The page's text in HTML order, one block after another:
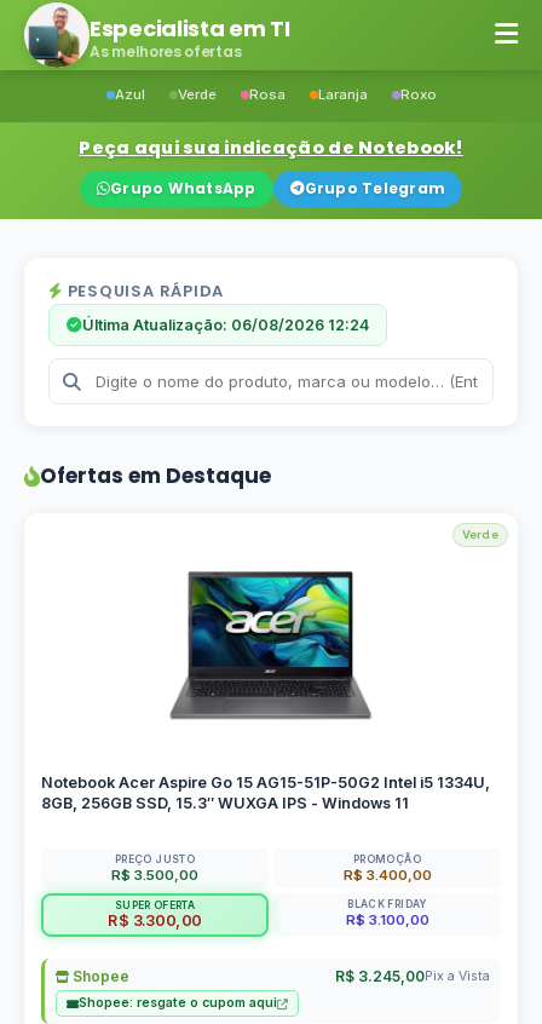
Especialista em TI
As melhores ofertas
Azul Verde Rosa Laranja Roxo
Peça aqui sua indicação de Notebook!
Grupo WhatsApp Grupo Telegram
PESQUISA RÁPIDA
Última Atualização: 06/08/2026 12:24
Ofertas em Destaque
Verde
Notebook Acer Aspire Go 15 AG15-51P-50G2 Intel i5 1334U,
8GB, 256GB SSD, 15.3″ WUXGA IPS - Windows 11
PREÇO JUSTO
R$ 3.500,00
PROMOÇÃO
R$ 3.400,00
SUPER OFERTA
R$ 3.300,00
BLACK FRIDAY
R$ 3.100,00
Shopee R$ 3.245,00Pix a Vista
Shopee: resgate o cupom aqui